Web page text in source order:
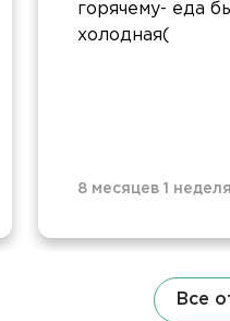
горячему- еда
холодная(
8 месяцев 1
Все